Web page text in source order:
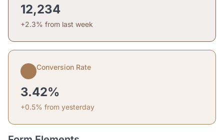
12,234
+2.3% from last week
Conversion Rate
3.42%
+0.5% from yesterday